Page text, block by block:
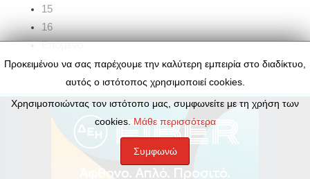
15
16
Επόμενο
Τέλος
Προκειμένου να σας παρέχουμε την καλύτερη εμπειρία στο διαδίκτυο,
αυτός ο ιστότοπος χρησιμοποιεί cookies.
Χρησιμοποιώντας τον ιστότοπο μας, συμφωνείτε με τη χρήση των
cookies.Μάθε περισσότερα
Συμφωνώ